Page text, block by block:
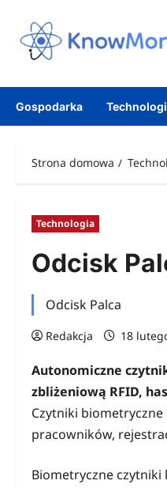
treści
Gospodarka
Strona domowa
Technologia
Odcisk
Odcisk Palca
Redakcja 18
Autonomiczne
zbliżeniową RFID,
Czytniki
pracowników,
Biometryczne